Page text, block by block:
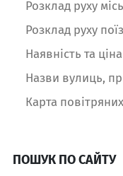
Розклад руху
Розклад руху
Наявність та
Назви вулиць,
Карта
ПОШУК ПО САЙТУ